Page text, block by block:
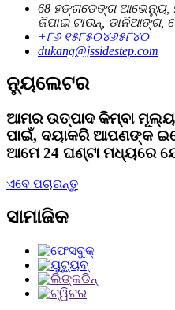
68 ହଙ୍ଗଡେଙ୍ଗ ଆଭେନ୍ୟୁ,
ଜିପାଇ ଟାଉନ୍, ଡାନିଆଙ୍ଗ,
+୮୬ ୧୫୮୫୦୪୬୫୮୪୦
dukang@jssidestep.com
ନ୍ୟୁଲେଟର
ଆମର ଉତ୍ପାଦ କିମ୍ବା ମୂଲ୍ୟ
ପାଇଁ, ଦୟାକରି ଆପଣଙ୍କ
ଆମେ 24 ଘଣ୍ଟା ମଧ୍ୟରେ
ଏବେ ପଚାରନ୍ତୁ
ସାମାଜିକ